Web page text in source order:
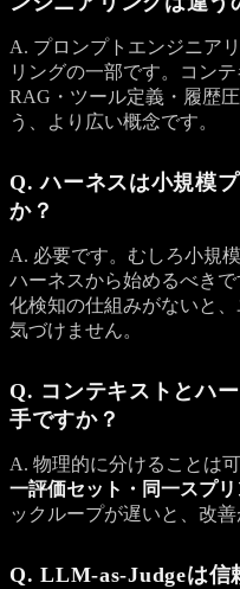
A. プロンプトエンジニア
リングの一部です。コン
RAG・ツール定義・履歴
う、より広い概念です。
Q. ハーネスは小規模
か？
A. 必要です。むしろ小規
ハーネスから始めるべき
化検知の仕組みがないと
気づけません。
Q. コンテキストとハ
手ですか？
A. 物理的に分けることは可
一評価セット・同一スプリ
ックループが遅いと、改善
Q. LLM-as-Judgeは信